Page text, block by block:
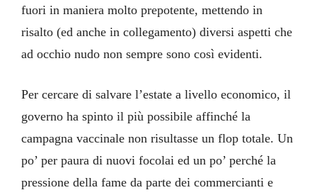
fuori in maniera molto prepotente, mettendo in
risalto (ed anche in collegamento) diversi aspetti che
ad occhio nudo non sempre sono così evidenti.
Per cercare di salvare l’estate a livello economico, il
governo ha spinto il più possibile affinché la
campagna vaccinale non risultasse un flop totale. Un
po’ per paura di nuovi focolai ed un po’ perché la
pressione della fame da parte dei commercianti e